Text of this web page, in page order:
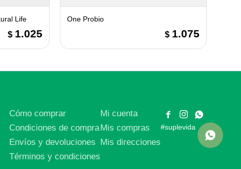
Life
$ 1.025
One Probio
$ 1.075
Cómo comprar
Condiciones de compra
Envíos y devoluciones
Términos y condiciones
Mi cuenta
Mis compras
Mis direcciones
 

#suplevida